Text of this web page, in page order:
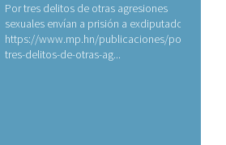
Por tres delitos de otras agresiones
sexuales envían a prisión a exdiputado
https://www.mp.hn/publicaciones/por-
tres-delitos-de-otras-ag...